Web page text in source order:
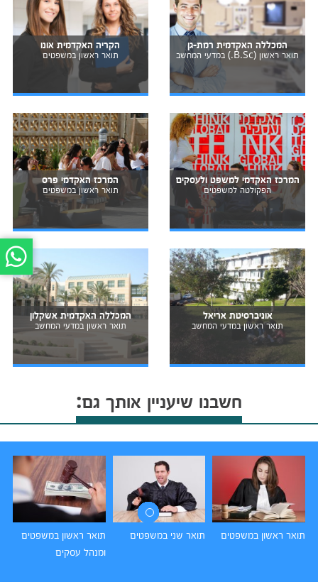
המכללה האקדמית רמת-גן
תואר ראשון (B.Sc.) במדעי המחשב
הקריה האקדמית אונו
תואר ראשון במשפטים
המרכז האקדמי למשפט ולעסקים
הפקולטה למשפטים
המרכז האקדמי פרס
תואר ראשון במשפטים
אוניברסיטת אריאל
תואר ראשון במדעי המחשב
המכללה האקדמית אשקלון
תואר ראשון במדעי המחשב
חשבנו שיעניין אותך גם:
תואר ראשון במשפטים תואר שני במשפטים
תואר ראשון במשפטים
ומנהל עסקים